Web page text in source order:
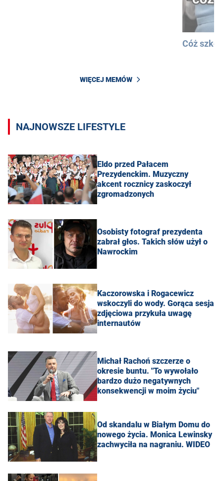
Cóż
WIĘCEJ MEMÓW
NAJNOWSZE LIFESTYLE
Eldo przed Pałacem
Prezydenckim. Muzyczny
akcent rocznicy zaskoczył
zgromadzonych
Osobisty fotograf prezydenta
zabrał głos. Takich słów użył o
Nawrockim
Kaczorowska i Rogacewicz
wskoczyli do wody. Gorąca sesja
zdjęciowa przykuła uwagę
internautów
Michał Rachoń szczerze o
okresie buntu. "To wywołało
bardzo dużo negatywnych
konsekwencji w moim życiu"
Od skandalu w Białym Domu do
nowego życia. Monica Lewinsky
zachwyciła na nagraniu. WIDEO